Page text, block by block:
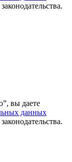
вы даете
данных